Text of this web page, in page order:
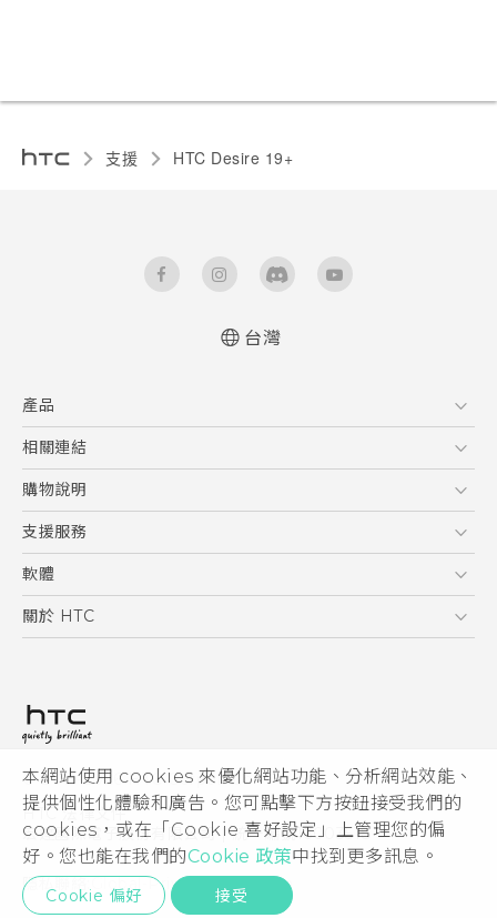
本網站使用 cookies 來優化網站功能、分析網站效能、
提供個性化體驗和廣告。您可點擊下方按鈕接受我們的
cookies，或在「Cookie 喜好設定」上管理您的偏
好。您也能在我們的Cookie 政策中找到更多訊息。
Cookie 偏好 接受
支援 ‎HTC Desire 19+‎‎
User manual
台灣
產品
5G
智慧型手機
配件
相關連結
HTC Research
購物說明
購物須知
訂單管理
付款方式
支援服務
到府收送維修服務
服務中心資訊
客戶服務佈告欄
軟體
應用程式
HTC Sync Manager
關於 HTC
投資人
隱私權政策
產品安全性
Cookie
Security and Privacy Whitepaper
© 2011-2026 HTC Corporation
HTC 法律文件
宏達國際電子股份有限公司 | 統一編號16003518
隱私聯絡: Global-Privacy@htc.com